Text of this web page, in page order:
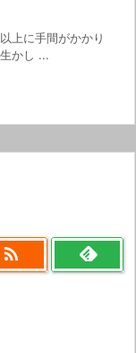
上に手間がかかり
かし ...
